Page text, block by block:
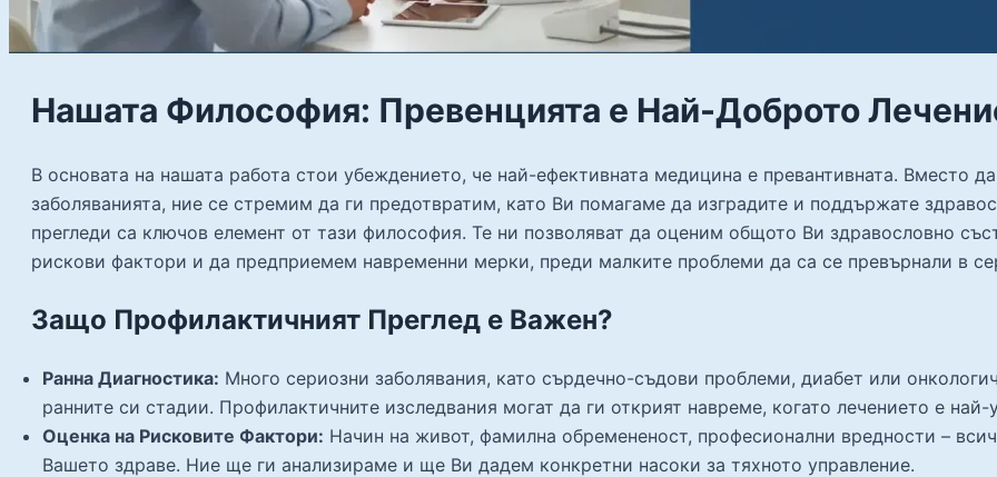
Нашата Философия: Превенцията е Най-Доброто
В основата на нашата работа стои убеждението, че най-ефективната медицина е превантивната. Вместо
заболяванията, ние се стремим да ги предотвратим, като Ви помагаме да изградите и поддържате
прегледи са ключов елемент от тази философия. Те ни позволяват да оценим общото Ви здравословно
рискови фактори и да предприемем навременни мерки, преди малките проблеми да са се превърнали в
Защо Профилактичният Преглед е Важен?
Ранна Диагностика: Много сериозни заболявания, като сърдечно-съдови проблеми, диабет или
ранните си стадии. Профилактичните изследвания могат да ги открият навреме, когато лечението е най-
Оценка на Рисковите Фактори: Начин на живот, фамилна обремененост, професионални вредности –
Вашето здраве. Ние ще ги анализираме и ще Ви дадем конкретни насоки за тяхното управление.